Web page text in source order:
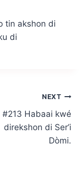
tin akshon di
di
NEXT
#213 Habaai kwé
direkshon di Ser’i
Dòmi.